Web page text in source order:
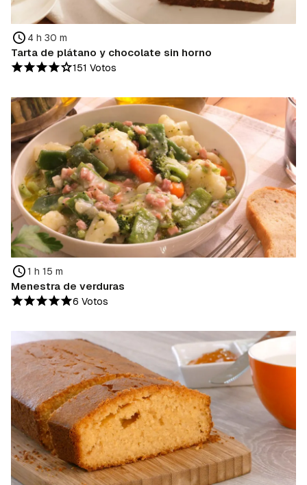
4 h 30 m
Tarta de plátano y chocolate sin horno
151 Votos
1 h 15 m
Menestra de verduras
6 Votos